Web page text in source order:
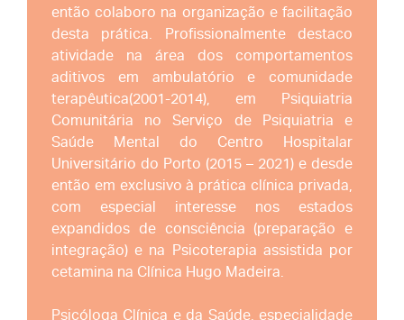
então colaboro na organização e facilitação
desta prática. Profissionalmente destaco
atividade na área dos comportamentos
aditivos em ambulatório e comunidade
terapêutica(2001-2014), em Psiquiatria
Comunitária no Serviço de Psiquiatria e
Saúde Mental do Centro Hospitalar
Universitário do Porto (2015 – 2021) e desde
então em exclusivo à prática clínica privada,
com especial interesse nos estados
expandidos de consciência (preparação e
integração) e na Psicoterapia assistida por
cetamina na Clínica Hugo Madeira.
Psicóloga Clínica e da Saúde, especialidade